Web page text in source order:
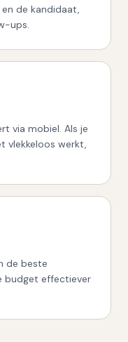
de kandidaat,
ups.
via mobiel. Als je
vlekkeloos werkt,
de beste
budget effectiever